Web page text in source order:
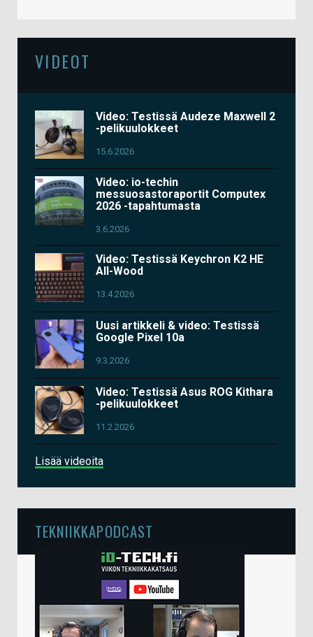
VIDEOT
Video: Testissä Audeze Maxwell 2
-pelikuulokkeet
15.6.2026
Video: io-techin
messuosastoraportit Computex
2026 -tapahtumasta
3.6.2026
Video: Testissä Keychron K2 HE
All-Wood
13.4.2026
Uusi artikkeli & video: Testissä
Google Pixel 10a
9.3.2026
Video: Testissä Asus ROG Kithara
-pelikuulokkeet
11.2.2026
Lisää videoita
TEKNIIKKAPODCAST